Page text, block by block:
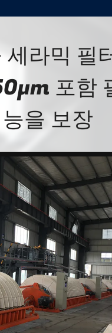
라믹 필
포함
을 보장